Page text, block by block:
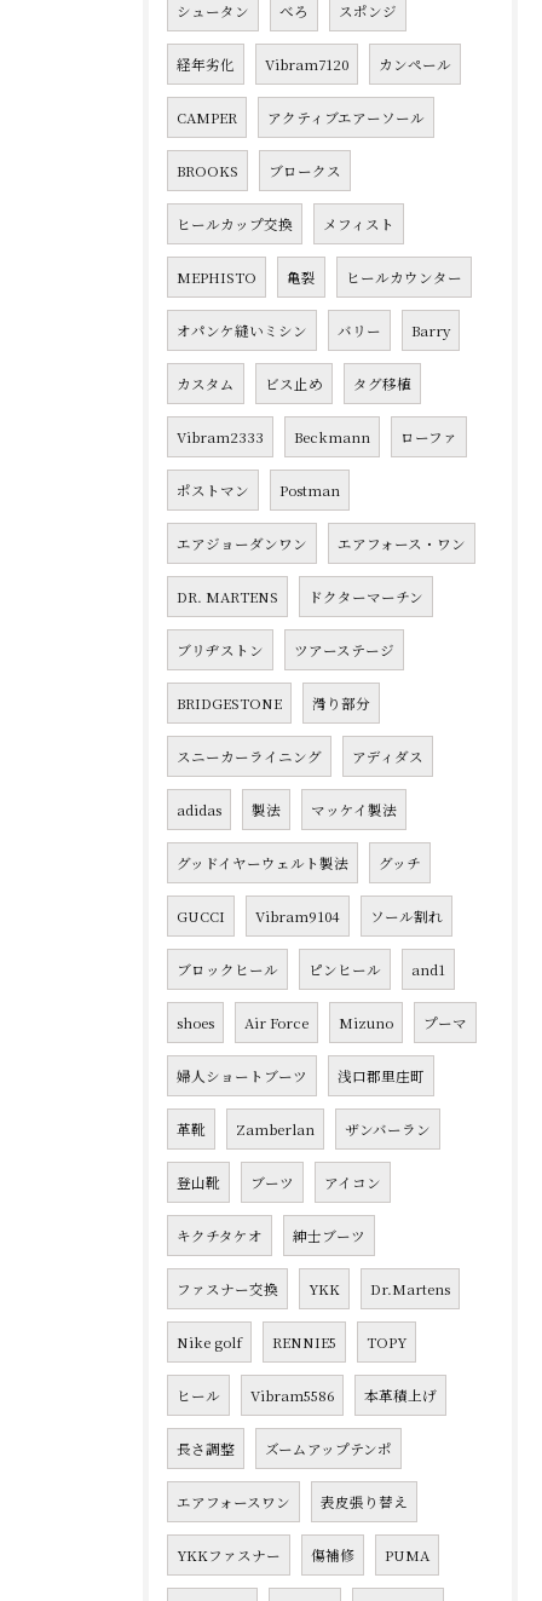
シュータン べろ スポンジ
経年劣化 Vibram7120 カンペール
CAMPER アクティブエアーソール
BROOKS ブロークス
ヒールカップ交換 メフィスト
MEPHISTO 亀裂 ヒールカウンター
オパンケ縫いミシン バリー Barry
カスタム ビス止め タグ移植
Vibram2333 Beckmann ローファ
ポストマン Postman
エアジョーダンワン エアフォース・ワン
DR. MARTENS ドクターマーチン
ブリヂストン ツアーステージ
BRIDGESTONE 滑り部分
スニーカーライニング アディダス
adidas 製法 マッケイ製法
グッドイヤーウェルト製法 グッチ
GUCCI Vibram9104 ソール割れ
ブロックヒール ピンヒール and1
shoes Air Force Mizuno プーマ
婦人ショートブーツ 浅口郡里庄町
革靴 Zamberlan ザンバーラン
登山靴 ブーツ アイコン
キクチタケオ 紳士ブーツ
ファスナー交換 YKK Dr.Martens
Nike golf RENNIE5 TOPY
ヒール Vibram5586 本革積上げ
長さ調整 ズームアップテンポ
エアフォースワン 表皮張り替え
YKKファスナー 傷補修 PUMA